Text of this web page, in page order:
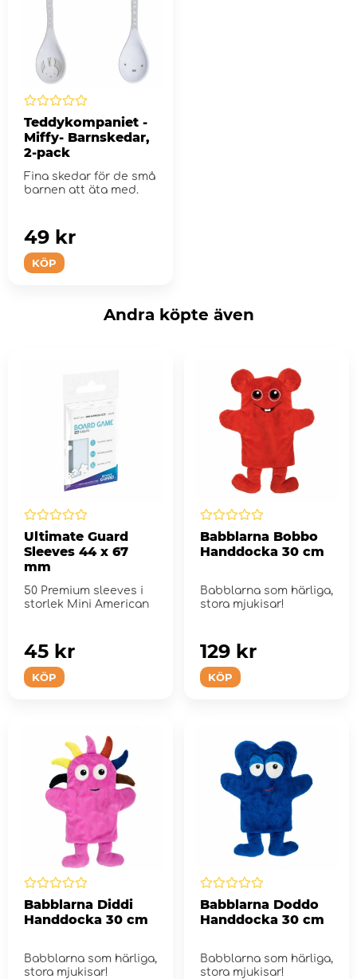
Teddykompaniet -
Miffy- Barnskedar,
2-pack
Fina skedar för de små
barnen att äta med.
KÖP
49 kr
Andra köpte även
Ultimate Guard
Sleeves 44 x 67
mm
50 Premium sleeves i
storlek Mini American
KÖP
45 kr
Babblarna Bobbo
Handdocka 30 cm
Babblarna som härliga,
stora mjukisar!
KÖP
129 kr
Babblarna Diddi
Handdocka 30 cm
Babblarna som härliga,
stora mjukisar!
Babblarna Doddo
Handdocka 30 cm
Babblarna som härliga,
stora mjukisar!